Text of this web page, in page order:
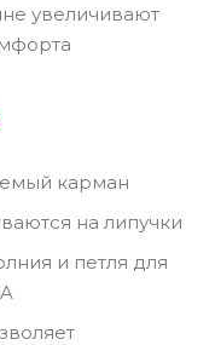
увеличивают
карман
на липучки
и петля для